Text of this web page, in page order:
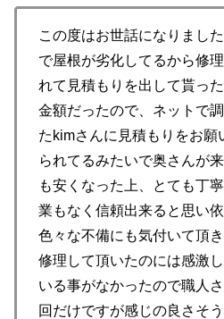
この度はお世話になりまし
で屋根が劣化してるから修
れて見積もりを出して貰っ
金額だったので、ネットで
たkimさんに見積もりをお願
られてるみたいで奥さんが
も安くなった上、とても丁
業もなく信頼出来ると思い
色々な不備にも気付いて頂
修理して頂いたのには感激
いる事がなかったので職人
回だけですが感じの良さそ